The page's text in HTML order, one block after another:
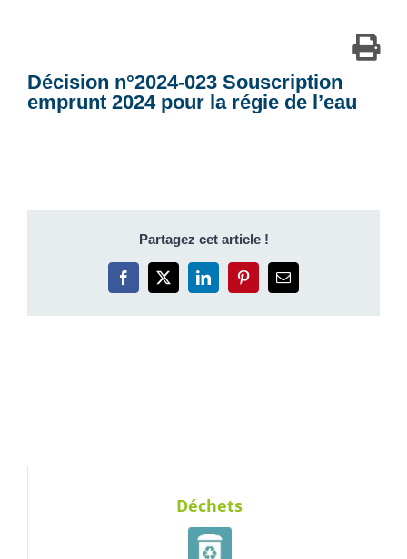
Décision n°2024-023 Souscription
emprunt 2024 pour la régie de l’eau
Partagez cet article !
Facebook
X LinkedInPinterestEmail
Déchets